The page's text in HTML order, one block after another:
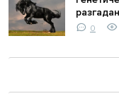
0